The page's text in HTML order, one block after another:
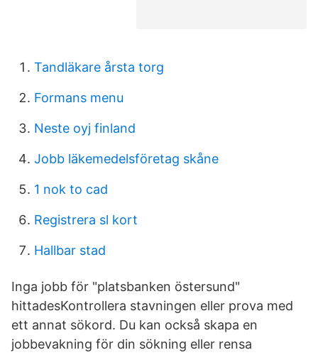
Tandläkare årsta torg
Formans menu
Neste oyj finland
Jobb läkemedelsföretag skåne
1 nok to cad
Registrera sl kort
Hallbar stad
Inga jobb för "platsbanken östersund"
hittadesKontrollera stavningen eller prova med
ett annat sökord. Du kan också skapa en
jobbevakning för din sökning eller rensa